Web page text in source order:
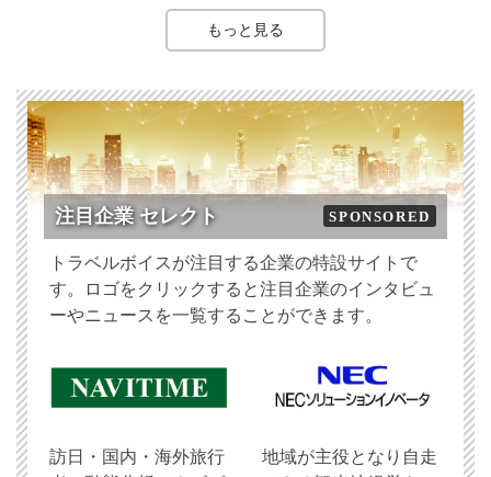
もっと見る
注目企業 セレクト SPONSORED
トラベルボイスが注目する企業の特設サイトで
す。ロゴをクリックすると注目企業のインタビュ
ーやニュースを一覧することができます。
訪日・国内・海外旅行
地域が主役となり自走